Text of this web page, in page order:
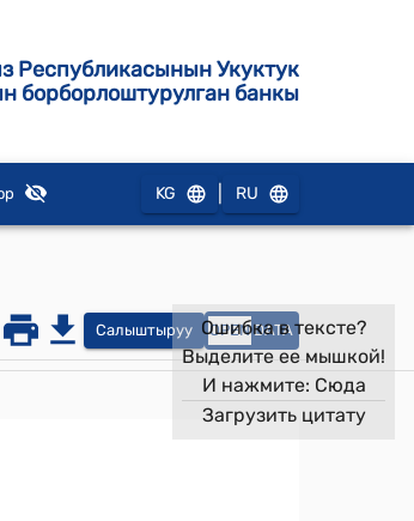
Республикасынын Укуктук
борборлоштурулган банкы
KG RU
Салыштыруу OPEN DATA
Ошибка в тексте?
Выделите ее мышкой!
И нажмите: Сюда
Загрузить цитату